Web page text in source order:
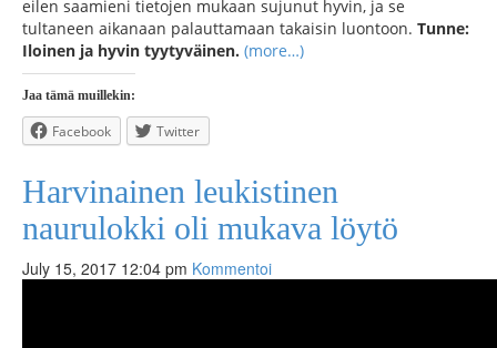
eilen saamieni tietojen mukaan sujunut hyvin, ja se
tultaneen aikanaan palauttamaan takaisin luontoon. Tunne:
Iloinen ja hyvin tyytyväinen. (more…)
Jaa tämä muillekin:
Facebook Twitter
Harvinainen leukistinen
naurulokki oli mukava löytö
July 15, 2017 12:04 pm Kommentoi